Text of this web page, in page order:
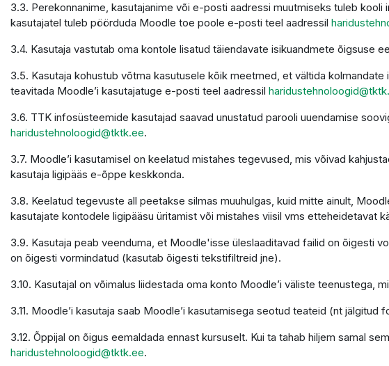
3.3. Perekonnanime, kasutajanime või e-posti aadressi muutmiseks tuleb
kasutajatel tuleb pöörduda Moodle toe poole e-posti teel aadressil
3.4. Kasutaja vastutab oma kontole lisatud täiendavate isikuandmete õigsuse
3.5. Kasutaja kohustub võtma kasutusele kõik meetmed, et vältida
teavitada Moodle’i kasutajatuge e-posti teel aadressil
3.6. TTK infosüsteemide kasutajad saavad unustatud parooli uuendamise
haridustehnoloogid@tktk.ee.
3.7. Moodle’i kasutamisel on keelatud mistahes tegevused, mis võivad
kasutaja ligipääs e-õppe keskkonda.
3.8. Keelatud tegevuste all peetakse silmas muuhulgas, kuid mitte ainult,
kasutajate kontodele ligipääsu üritamist või mistahes viisil vms etteheidetavat
3.9. Kasutaja peab veenduma, et Moodle'isse üleslaaditavad failid on õigesti
on õigesti vormindatud (kasutab õigesti tekstifiltreid jne).
3.10. Kasutajal on võimalus liidestada oma konto Moodle’i väliste
3.11. Moodle’i kasutaja saab Moodle’i kasutamisega seotud teateid (nt
3.12. Õppijal on õigus eemaldada ennast kursuselt. Kui ta tahab hiljem samal
haridustehnoloogid@tktk.ee.